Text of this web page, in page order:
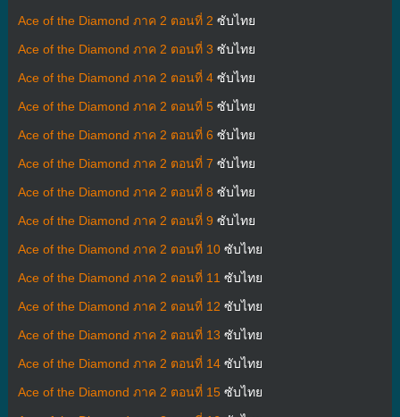
Ace of the Diamond ภาค 2 ตอนที่ 2 ซับไทย
Ace of the Diamond ภาค 2 ตอนที่ 3 ซับไทย
Ace of the Diamond ภาค 2 ตอนที่ 4ซับไทย
Ace of the Diamond ภาค 2 ตอนที่ 5ซับไทย
Ace of the Diamond ภาค 2 ตอนที่ 6 ซับไทย
Ace of the Diamond ภาค 2 ตอนที่ 7 ซับไทย
Ace of the Diamond ภาค 2 ตอนที่ 8 ซับไทย
Ace of the Diamond ภาค 2 ตอนที่ 9 ซับไทย
Ace of the Diamond ภาค 2 ตอนที่ 10ซับไทย
Ace of the Diamond ภาค 2 ตอนที่ 11 ซับไทย
Ace of the Diamond ภาค 2 ตอนที่ 12 ซับไทย
Ace of the Diamond ภาค 2 ตอนที่ 13 ซับไทย
Ace of the Diamond ภาค 2 ตอนที่ 14ซับไทย
Ace of the Diamond ภาค 2 ตอนที่ 15ซับไทย